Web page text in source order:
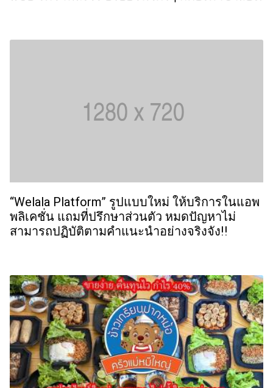
“Welala Platform” รูปแบบใหม่ ให้บริการในแอพ
พลิเคชั่น แถมที่ปรึกษาส่วนตัว หมดปัญหาไม่
สามารถปฏิบัติตามคำแนะนำอย่างจริงจัง!!